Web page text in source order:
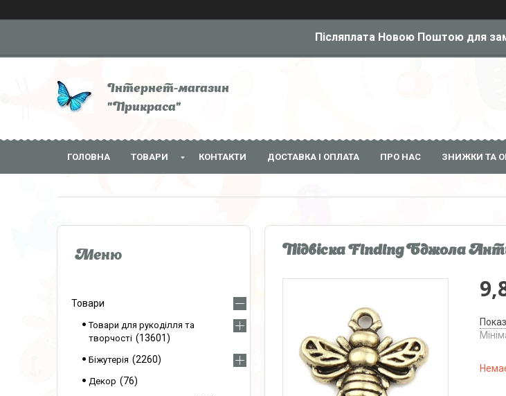
Післяплата Новою Поштою для
Інтернет-магазин
"Прикраса"
ГОЛОВНА ТОВАРИ КОНТАКТИ ДОСТАВКА І ОПЛАТА ПРО НАС ЗНИЖКИ ТА
Підвіска Finding Бджола
Товари
Товари для рукоділля та
творчості
13601
Біжутерія 2260
Декор 76